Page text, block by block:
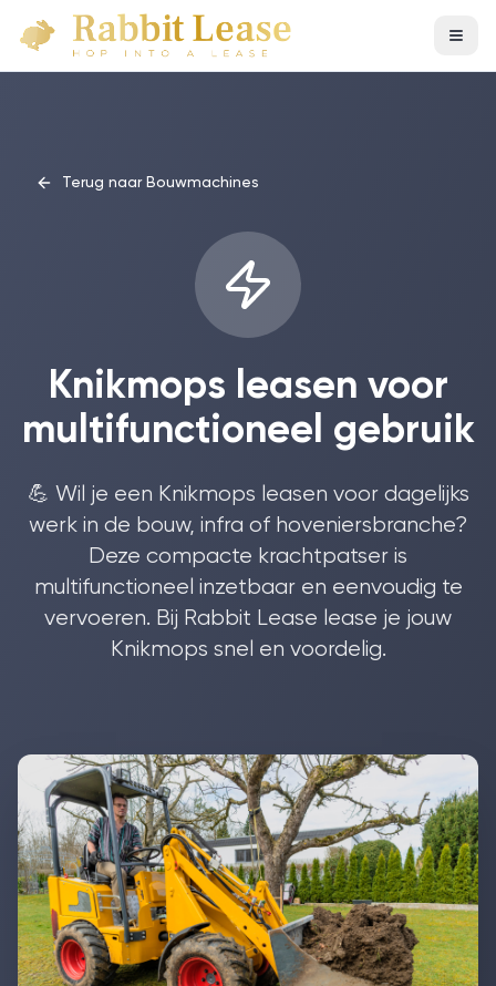
Terug naar Bouwmachines
Knikmops leasen voor
multifunctioneel gebruik
💪 Wil je een Knikmops leasen voor dagelijks
werk in de bouw, infra of hoveniersbranche?
Deze compacte krachtpatser is
multifunctioneel inzetbaar en eenvoudig te
vervoeren. Bij Rabbit Lease lease je jouw
Knikmops snel en voordelig.